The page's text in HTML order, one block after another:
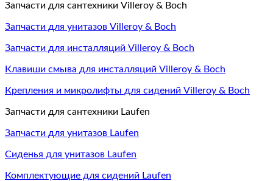
Запчасти для сантехники Villeroy & Boch
Запчасти для унитазов Villeroy & Boch
Запчасти для инсталляций Villeroy & Boch
Клавиши смыва для инсталляций Villeroy & Boch
Крепления и микролифты для сидений Villeroy & Boch
Запчасти для сантехники Laufen
Запчасти для унитазов Laufen
Сиденья для унитазов Laufen
Комплектующие для сидений Laufen